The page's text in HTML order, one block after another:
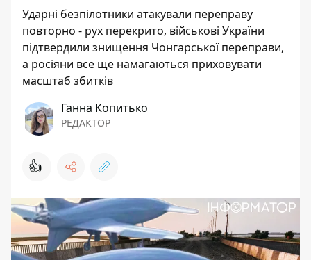
Ударні безпілотники атакували переправу
повторно - рух перекрито, військові України
підтвердили знищення Чонгарської переправи,
а росіяни все ще намагаються приховувати
масштаб збитків
Ганна Копитько
РЕДАКТОР
👍